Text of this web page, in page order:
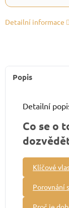
Detailní informace
Popis
Detailní
Co se o
Klíčové
Porovnání